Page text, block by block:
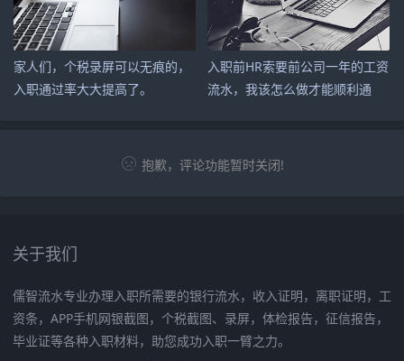
家人们，个税录屏可以无痕的，
入职通过率大大提高了。
入职前HR索要前公司一年的工资
流水，我该怎么做才能顺利通
抱歉，评论功能暂时关闭!
关于我们
儒智流水专业办理入职所需要的银行流水，收入证明，离职证明，工
资条，APP手机网银截图，个税截图、录屏，体检报告，征信报告，
毕业证等各种入职材料，助您成功入职一臂之力。